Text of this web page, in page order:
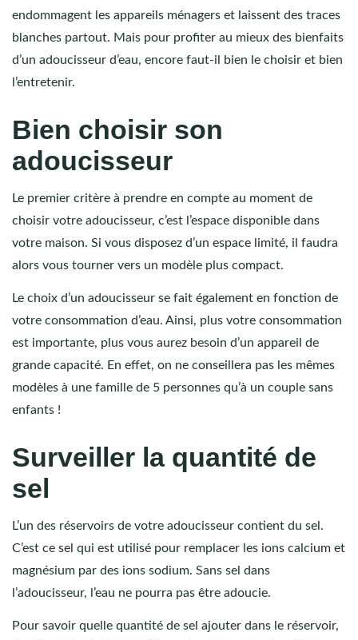
endommagent les appareils ménagers et laissent des traces
blanches partout. Mais pour profiter au mieux des bienfaits
d’un adoucisseur d’eau, encore faut-il bien le choisir et bien
l’entretenir.
Bien choisir son
adoucisseur
Le premier critère à prendre en compte au moment de
choisir votre adoucisseur, c’est l’espace disponible dans
votre maison. Si vous disposez d’un espace limité, il faudra
alors vous tourner vers un modèle plus compact.
Le choix d’un adoucisseur se fait également en fonction de
votre consommation d’eau. Ainsi, plus votre consommation
est importante, plus vous aurez besoin d’un appareil de
grande capacité. En effet, on ne conseillera pas les mêmes
modèles à une famille de 5 personnes qu’à un couple sans
enfants !
Surveiller la quantité de
sel
L’un des réservoirs de votre adoucisseur contient du sel.
C’est ce sel qui est utilisé pour remplacer les ions calcium et
magnésium par des ions sodium. Sans sel dans
l’adoucisseur, l’eau ne pourra pas être adoucie.
Pour savoir quelle quantité de sel ajouter dans le réservoir,